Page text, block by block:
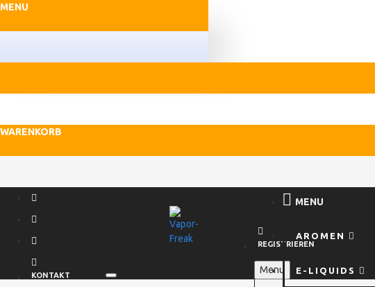
MENU
WARENKORB
KONTAKT
MENU
AROMEN
E-LIQUIDS
REGISTRIEREN
Menu